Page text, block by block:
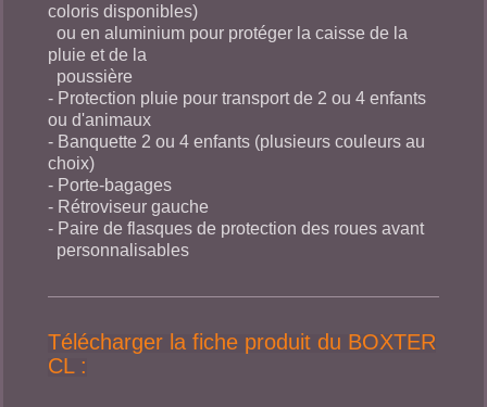
coloris disponibles)
ou en aluminium pour protéger la caisse de la
pluie et de la
poussière
- Protection pluie pour transport de 2 ou 4 enfants
ou d'animaux
- Banquette 2 ou 4 enfants (plusieurs couleurs au
choix)
- Porte-bagages
- Rétroviseur gauche
- Paire de flasques de protection des roues avant
personnalisables
Télécharger la fiche produit du BOXTER
CL :